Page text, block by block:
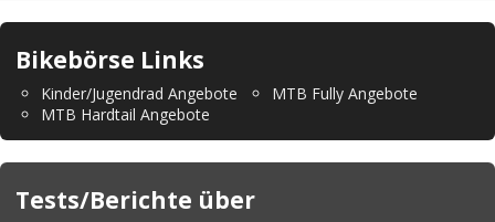
Bikebörse Links
Kinder/Jugendrad Angebote
MTB Fully Angebote
MTB Hardtail Angebote
Tests/Berichte über